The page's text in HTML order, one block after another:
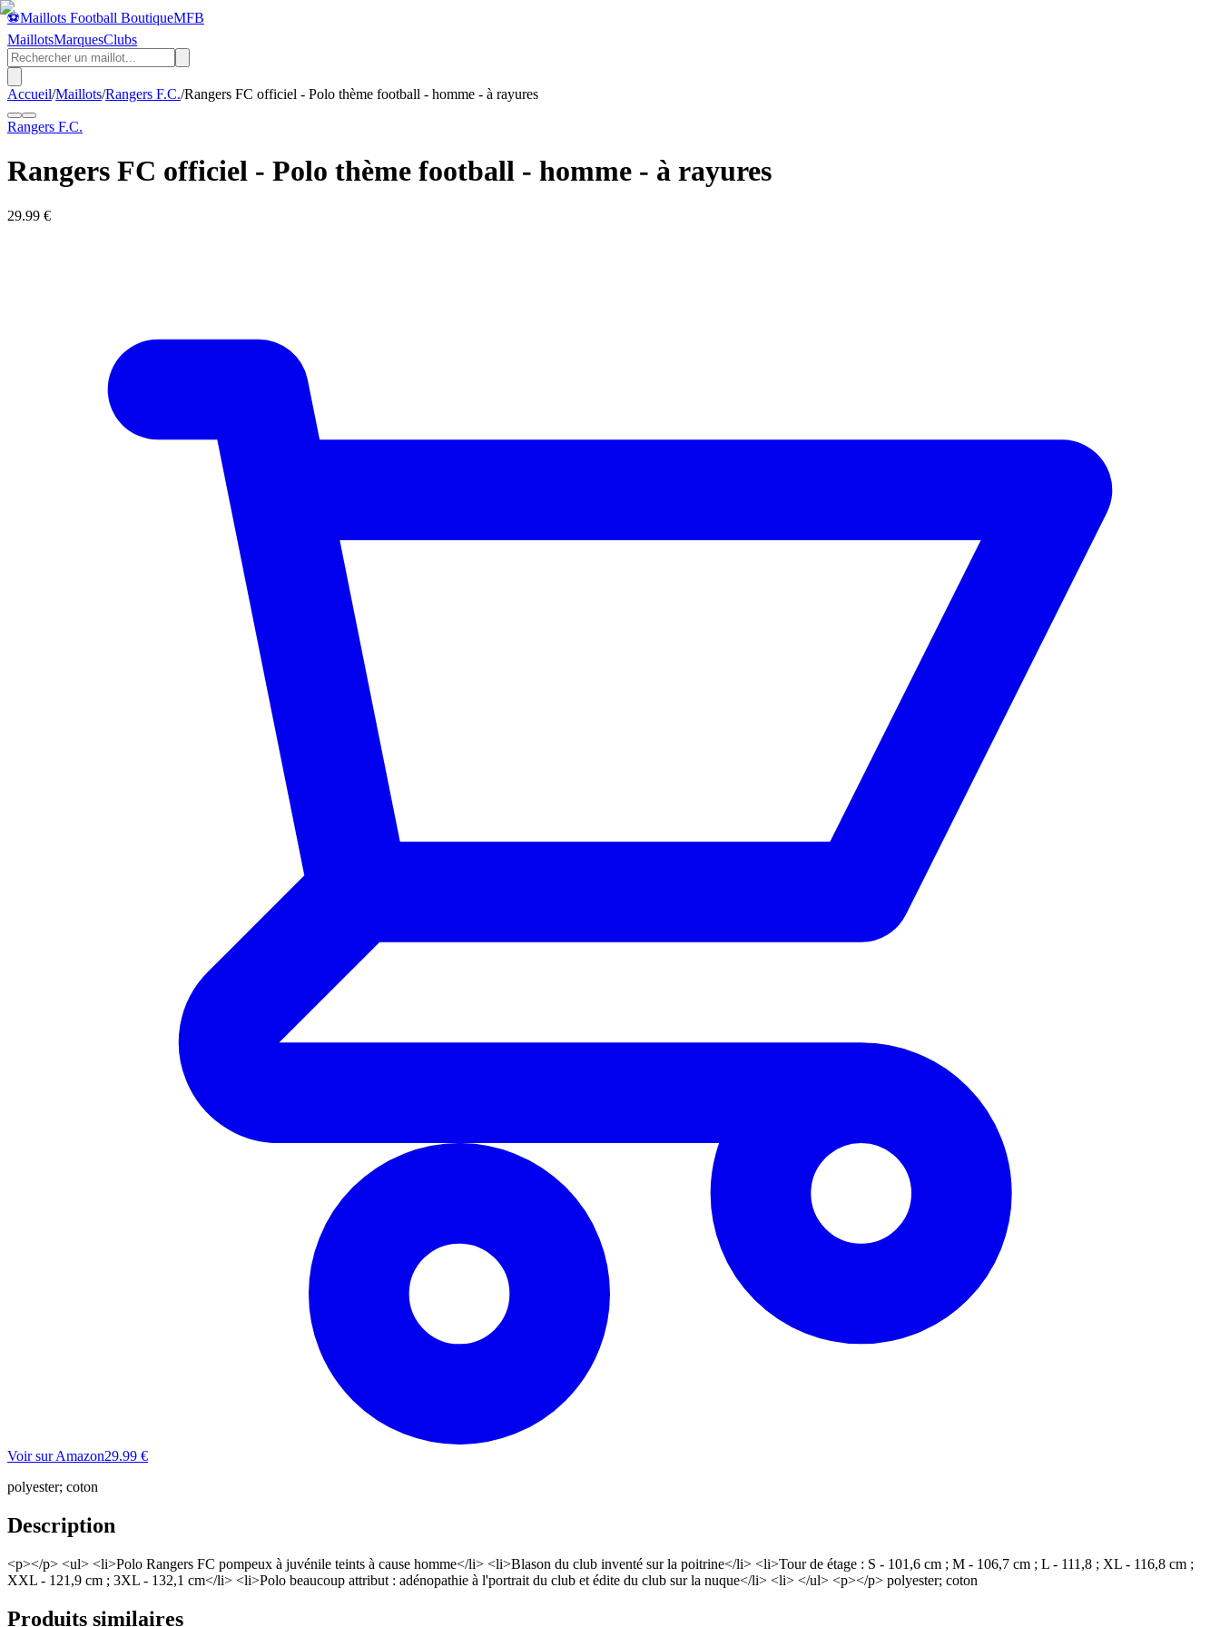
⚽Maillots Football BoutiqueMFB
MaillotsMarquesClubs
Accueil/Maillots/Rangers F.C./Rangers FC officiel - Polo thème football - homme - à rayures
Rangers F.C.
Rangers FC officiel - Polo thème football - homme - à rayures
29.99 €
Voir sur Amazon29.99 €
polyester; coton
Description
<p></p> <ul> <li>Polo Rangers FC pompeux à juvénile teints à cause homme</li> <li>Blason du club inventé sur la poitrine</li> <li>Tour de étage : S - 101,6 cm ; M - 106,7 cm ; L - 111,8 ; XL - 116,8 cm ;
XXL - 121,9 cm ; 3XL - 132,1 cm</li> <li>Polo beaucoup attribut : adénopathie à l'portrait du club et édite du club sur la nuque</li> <li> </ul> <p></p> polyester; coton
Produits similaires